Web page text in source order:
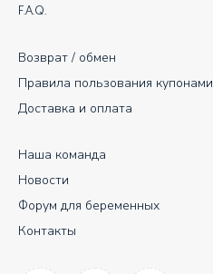
Наша команда
Новости
Форум для беременных
Контакты
Возврат / обмен
Правила пользования купонами
Доставка и оплата
F.A.Q.